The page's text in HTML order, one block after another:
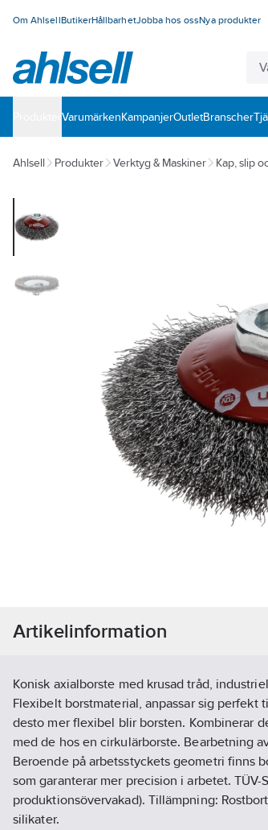
Om AhlsellButikerHållbarhetJobba hos ossNya produkter
VarumärkenKampanjerOutletBranscher
Ahlsell Produkter Verktyg & Maskiner Kap, slip
Artikelinformation
Konisk axialborste med krusad tråd,
Flexibelt borstmaterial, anpassar sig perfekt
desto mer flexibel blir borsten. Kombinerar
med de hos en cirkulärborste. Bearbetning
Beroende på arbetsstyckets geometri finns
som garanterar mer precision i arbetet.
produktionsövervakad). Tillämpning:
silikater.